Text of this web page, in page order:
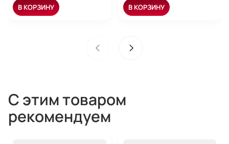
В КОРЗИНУ В КОРЗИНУ
С этим товаром
рекомендуем